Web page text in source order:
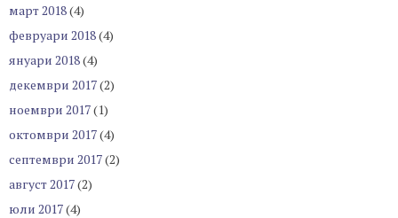
март 2018(4)
февруари 2018(4)
януари 2018(4)
декември 2017(2)
ноември 2017(1)
октомври 2017(4)
септември 2017(2)
август 2017(2)
юли 2017(4)